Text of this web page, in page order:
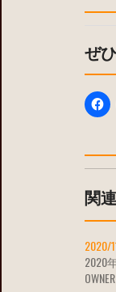
ぜ
関連
2020/
2020